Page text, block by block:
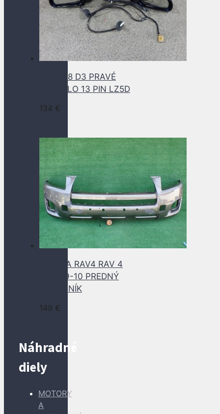
AUDI A8 D3 PRAVÉ
ZRKADLO 13 PIN LZ5D
134 €
TOYOTA RAV4 RAV 4
LIFT 09-10 PREDNÝ
NÁRAZNÍK
149 €
Náhradné
diely
MOTORY
A